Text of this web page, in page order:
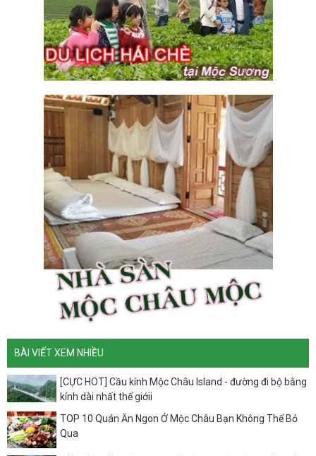
BÀI VIẾT XEM NHIỀU
[CỰC HOT] Cầu kính Mộc Châu Island - đường đi bộ bằng
kính dài nhất thế giớii
TOP 10 Quán Ăn Ngon Ở Mộc Châu Bạn Không Thể Bỏ
Qua